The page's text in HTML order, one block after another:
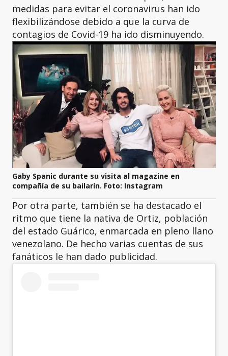
medidas para evitar el coronavirus han ido
flexibilizándose debido a que la curva de
contagios de Covid-19 ha ido disminuyendo.
Gaby Spanic durante su visita al magazine en
compañía de su bailarín. Foto: Instagram
Por otra parte, también se ha destacado el
ritmo que tiene la nativa de Ortiz, población
del estado Guárico, enmarcada en pleno llano
venezolano. De hecho varias cuentas de sus
fanáticos le han dado publicidad.